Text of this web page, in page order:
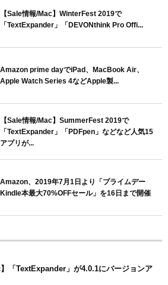
【Sale情報/Mac】WinterFest 2019で
「TextExpander」「DEVONthink Pro Offi...
Amazon prime dayでiPad、MacBook Air、
Apple Watch Series 4などApple製...
【Sale情報/Mac】SummerFest 2019で
「TextExpander」「PDFpen」などなど人気15
アプリが...
Amazon、2019年7月1日より「プライムデー
Kindle本最大70%OFFセール」を16日まで開催
】「TextExpander」が4.0.1にバージョンア